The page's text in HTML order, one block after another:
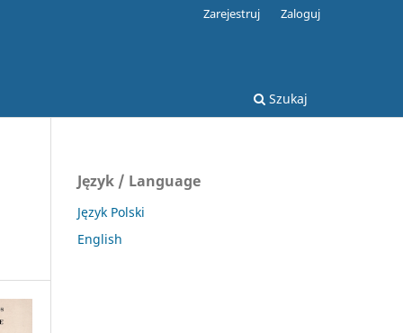
Szukaj
Zarejestruj Zaloguj
Język / Language
Język Polski
English